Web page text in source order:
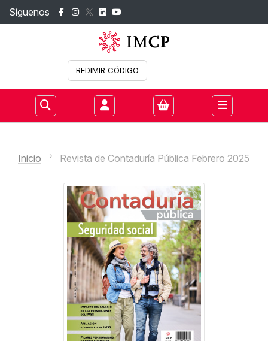
Síguenos
REDIMIR CÓDIGO
Inicio Revista de Contaduría Pública Febrero 2025